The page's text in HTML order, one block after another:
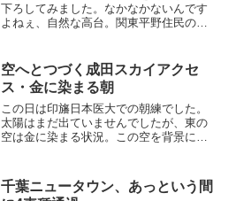
下ろしてみました。なかなかないんです
よねぇ、自然な高台。関東平野住民のさ
うではありますが(^ ^;;タワマンの上層階
という手もあるかもしれませんが、そう
いうとこは地震があったら怖いからな
ぁ・。ま、また行ってみます
空へとつづく成田スカイアクセ
ス・金に染まる朝
この日は印旛日本医大での朝練でした。
太陽はまだ出ていませんでしたが、東の
空は金に染まる状況。この空を背景にス
もやって来てくれました。寝坊しなけれ
ば来なかったかもしれなかった場所。何
千葉ニュータウン、あっという間